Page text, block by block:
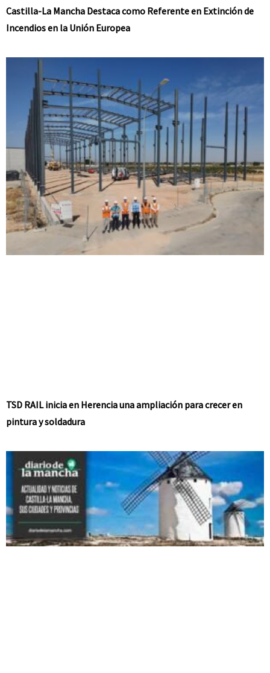
Castilla-La Mancha Destaca como Referente en Extinción de
Incendios en la Unión Europea
TSD RAIL inicia en Herencia una ampliación para crecer en
pintura y soldadura